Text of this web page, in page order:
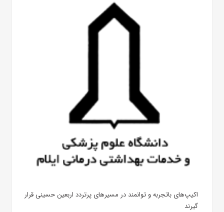
اکیپ‌های باتجربه و توانمند در مسیرهای پرتردد اربعین حسینی قرار
گیرند